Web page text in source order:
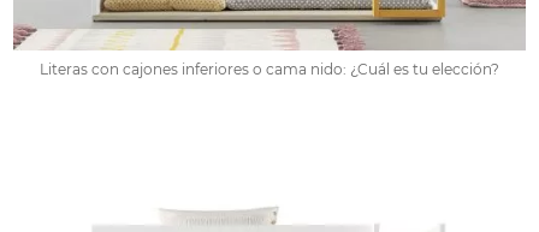
Literas con cajones inferiores o cama nido: ¿Cuál es tu elección?